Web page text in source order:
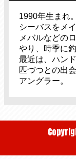
1990年生まれ
シーバスをメ
メバルなどの
やり、時季に
最近は、ハン
匹づつとの出
アングラー。